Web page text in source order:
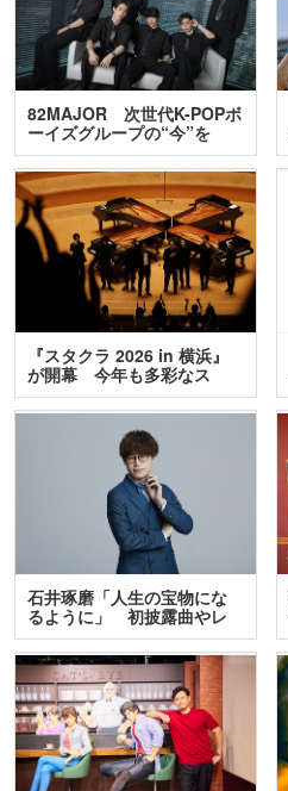
82MAJOR 次世代K-POPボ
ーイズグループの“今”を
訊…
『スタクラ 2026 in 横浜』
が開幕 今年も多彩なス
テ…
石井琢磨「人生の宝物にな
るように」 初披露曲やレ
ア…